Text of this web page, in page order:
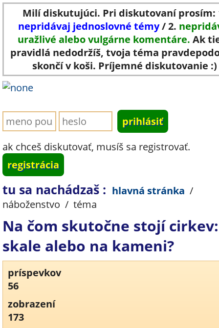
Milí diskutujúci. Pri diskutovaní prosím:
nepridávaj jednoslovné témy/ 2.
uražlivé alebo vulgárne komentáre. Ak
pravidlá nedodržíš, tvoja téma
skončí v koši. Príjemné diskutovanie :)
ak chceš diskutovať, musíš sa registrovať.
registrácia
tu sa nachádzaš : hlavná stránka /
náboženstvo / téma
Na čom skutočne stojí
skale alebo na kameni?
príspevkov
56
zobrazení
173